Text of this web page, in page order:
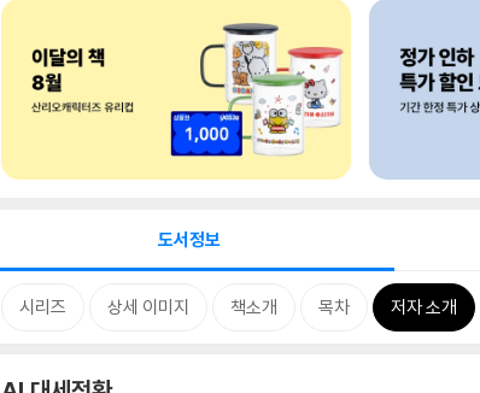
도서정보
시리즈 상세 이미지 책소개 목차 저자 소개